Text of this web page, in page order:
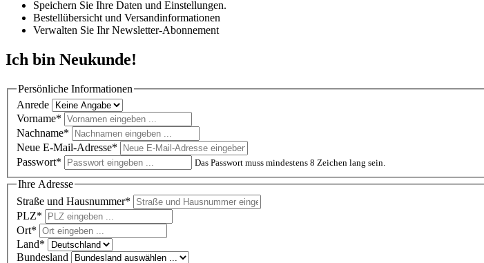
Speichern Sie Ihre Daten und Einstellungen.
Bestellübersicht und Versandinformationen
Verwalten Sie Ihr Newsletter-Abonnement
Ich bin Neukunde!
Persönliche Informationen
Anrede
Vorname*
Nachname*
Neue E-Mail-Adresse*
Passwort*
Das Passwort muss mindestens 8 Zeichen lang sein.
Ihre Adresse
Straße und Hausnummer*
PLZ*
Ort*
Land*
Bundesland